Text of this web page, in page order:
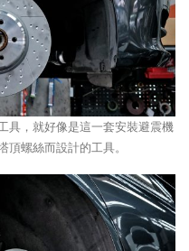
具，就好像是這一套安裝避震機
螺絲而設計的工具。